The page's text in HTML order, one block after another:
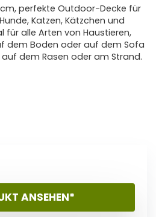
cm, perfekte Outdoor-Decke für
Katzen, Kätzchen und
für alle Arten von Haustieren,
dem Boden oder auf dem Sofa
dem Rasen oder am Strand.
ANSEHEN*